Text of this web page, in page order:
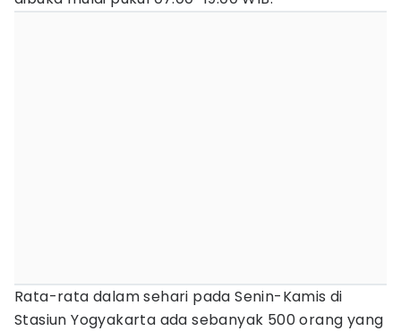
Rata-rata dalam sehari pada Senin-Kamis di
Stasiun Yogyakarta ada sebanyak 500 orang yang